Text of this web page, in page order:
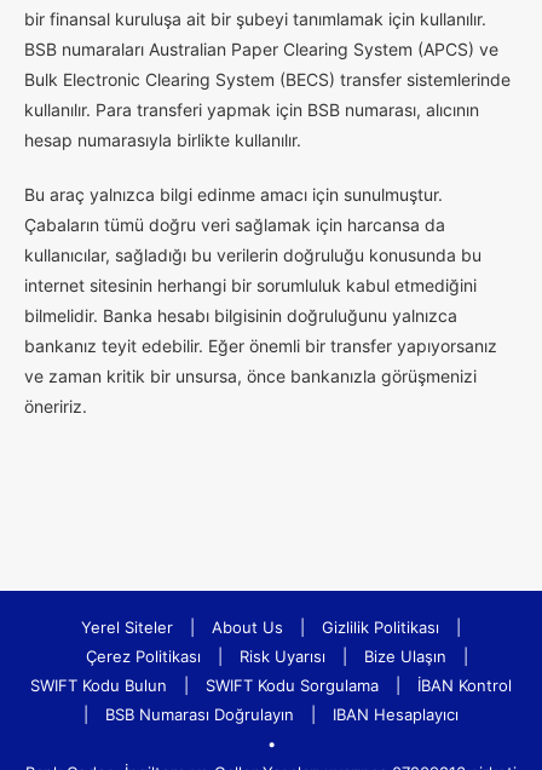
bir finansal kuruluşa ait bir şubeyi tanımlamak için kullanılır.
BSB numaraları Australian Paper Clearing System (APCS) ve
Bulk Electronic Clearing System (BECS) transfer sistemlerinde
kullanılır. Para transferi yapmak için BSB numarası, alıcının
hesap numarasıyla birlikte kullanılır.
Bu araç yalnızca bilgi edinme amacı için sunulmuştur.
Çabaların tümü doğru veri sağlamak için harcansa da
kullanıcılar, sağladığı bu verilerin doğruluğu konusunda bu
internet sitesinin herhangi bir sorumluluk kabul etmediğini
bilmelidir. Banka hesabı bilgisinin doğruluğunu yalnızca
bankanız teyit edebilir. Eğer önemli bir transfer yapıyorsanız
ve zaman kritik bir unsursa, önce bankanızla görüşmenizi
öneririz.
Yerel Siteler About Us Gizlilik Politikası
Çerez Politikası
Risk Uyarısı Bize Ulaşın
SWIFT Kodu Bulun
SWIFT Kodu Sorgulama
İBAN Kontrol
BSB Numarası Doğrulayın
IBAN Hesaplayıcı
•